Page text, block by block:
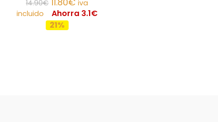
14.90€
iva
incluido
Ahorra 3.1€
21%